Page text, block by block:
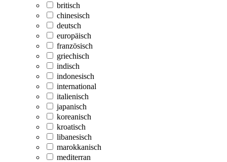
britisch
chinesisch
deutsch
europäisch
französisch
griechisch
indisch
indonesisch
international
italienisch
japanisch
koreanisch
kroatisch
libanesisch
marokkanisch
mediterran